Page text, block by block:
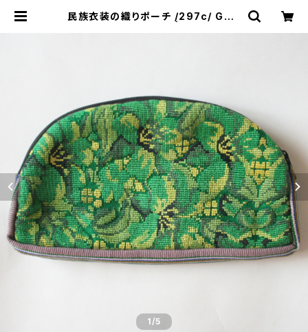
民族衣装の織りポーチ /297c/ GUA
1/5